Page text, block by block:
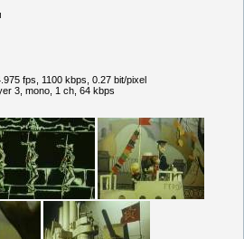
fps, 1100 kbps, 0.27 bit/pixel
3, mono, 1 ch, 64 kbps